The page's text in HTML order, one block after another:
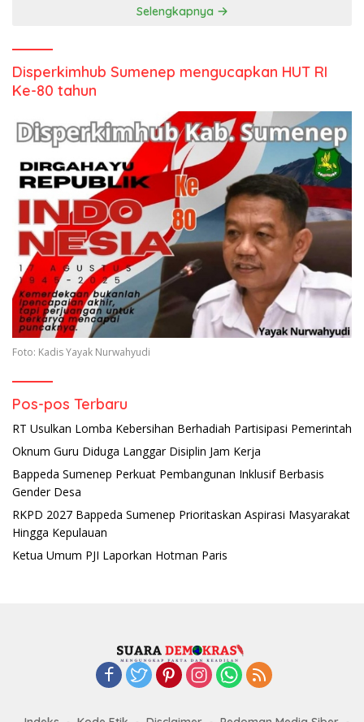
Selengkapnya
Disperkimhub Sumenep mengucapkan HUT RI
Ke-80 tahun
Foto: Kadis Yayak Nurwahyudi
Pos-pos Terbaru
RT Usulkan Lomba Kebersihan Berhadiah Partisipasi Pemerintah
Oknum Guru Diduga Langgar Disiplin Jam Kerja
Bappeda Sumenep Perkuat Pembangunan Inklusif Berbasis
Gender Desa
RKPD 2027 Bappeda Sumenep Prioritaskan Aspirasi Masyarakat
Hingga Kepulauan
Ketua Umum PJI Laporkan Hotman Paris